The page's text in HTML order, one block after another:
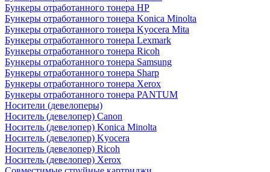
Бункеры отработанного тонера HP
Бункеры отработанного тонера Konica Minolta
Бункеры отработанного тонера Kyocera Mita
Бункеры отработанного тонера Lexmark
Бункеры отработанного тонера Ricoh
Бункеры отработанного тонера Samsung
Бункеры отработанного тонера Sharp
Бункеры отработанного тонера Xerox
Бункеры отработанного тонера PANTUM
Носители (девелоперы)
Носитель (девелопер) Canon
Носитель (девелопер) Konica Minolta
Носитель (девелопер) Kyocera
Носитель (девелопер) Ricoh
Носитель (девелопер) Xerox